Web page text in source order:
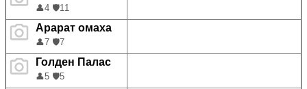
👤4 🛡️11
Арарат омаха
👤7 🛡️7
Голден Палас
👤5 🛡️5